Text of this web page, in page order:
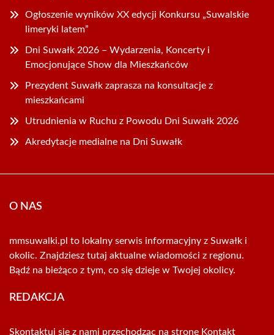
Ogłoszenie wyników XX edycji Konkursu „Suwalskie
limeryki latem”
Dni Suwałk 2026 – Wydarzenia, Koncerty i
Emocjonujące Show dla Mieszkańców
Prezydent Suwałk zaprasza na konsultacje z
mieszkańcami
Utrudnienia w Ruchu z Powodu Dni Suwałk 2026
Akredytacje medialne na Dni Suwałk
O NAS
mmsuwalki.pl to lokalny serwis informacyjny z Suwałk i
okolic. Znajdziesz tutaj aktualne wiadomości z regionu.
Bądź na bieżąco z tym, co się dzieje w Twojej okolicy.
REDAKCJA
Skontaktuj się z nami przechodząc na stronę Kontakt